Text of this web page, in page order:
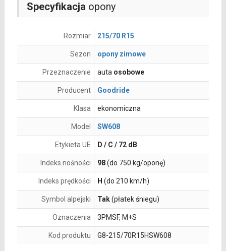
Specyfikacja opony
Rozmiar 215/70 R15
Sezon opony zimowe
Przeznaczenie auta osobowe
Producent Goodride
Klasa ekonomiczna
Model SW608
Etykieta UE D / C / 72 dB
Indeks nośności 98(do 750 kg/oponę)
Indeks prędkości H (do 210 km/h)
Symbol alpejski Tak(płatek śniegu)
Oznaczenia 3PMSF, M+S
Kod produktu G8-215/70R15HSW608